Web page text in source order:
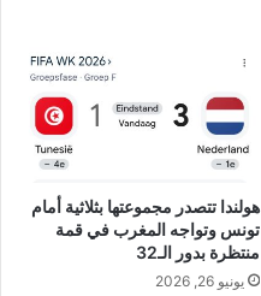
هولندا تتصدر مجموعتها بثلاثية أمام
تونس وتواجه المغرب في قمة
منتظرة بدور الـ32
يونيو 26, 2026